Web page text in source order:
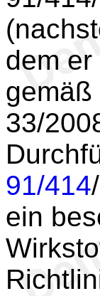
dem
gemäß
33/
91/414
ein